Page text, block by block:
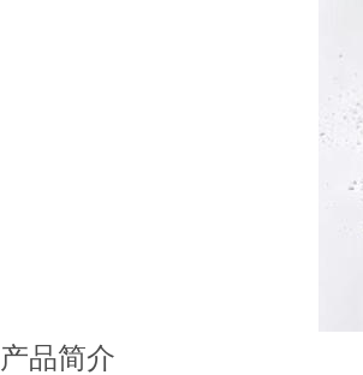
产品简介